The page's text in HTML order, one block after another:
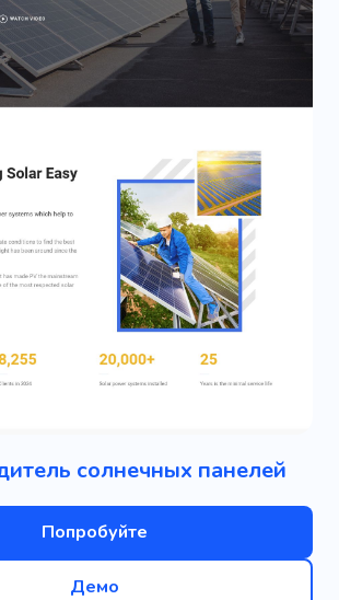
солнечных панелей
Попробуйте
Демо